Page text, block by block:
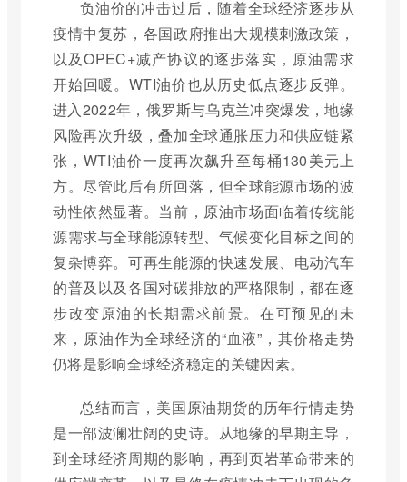
负油价的冲击过后，随着全球经济逐步从
疫情中复苏，各国政府推出大规模刺激政策，
以及OPEC+减产协议的逐步落实，原油需求
开始回暖。WTI油价也从历史低点逐步反弹。
进入2022年，俄罗斯与乌克兰冲突爆发，地缘
风险再次升级，叠加全球通胀压力和供应链紧
张，WTI油价一度再次飙升至每桶130美元上
方。尽管此后有所回落，但全球能源市场的波
动性依然显著。当前，原油市场面临着传统能
源需求与全球能源转型、气候变化目标之间的
复杂博弈。可再生能源的快速发展、电动汽车
的普及以及各国对碳排放的严格限制，都在逐
步改变原油的长期需求前景。在可预见的未
来，原油作为全球经济的“血液”，其价格走势
仍将是影响全球经济稳定的关键因素。
总结而言，美国原油期货的历年行情走势
是一部波澜壮阔的史诗。从地缘的早期主导，
到全球经济周期的影响，再到页岩革命带来的